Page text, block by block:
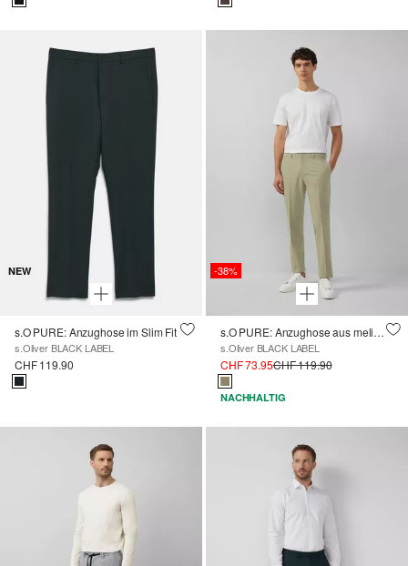
NEW
s.O PURE: Anzughose im Slim Fit
s.Oliver BLACK LABEL
CHF 119.90
-38%
s.O PURE: Anzughose aus meliertem Stretch-Fabric
s.Oliver BLACK LABEL
CHF 73.95CHF 119.90
NACHHALTIG